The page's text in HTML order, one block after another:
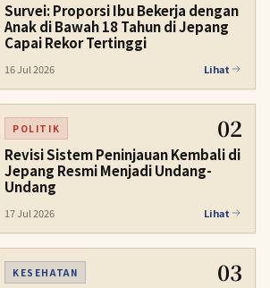
Survei: Proporsi Ibu Bekerja dengan
Anak di Bawah 18 Tahun di Jepang
Capai Rekor Tertinggi
16 Jul 2026 Lihat
POLITIK 02
Revisi Sistem Peninjauan Kembali di
Jepang Resmi Menjadi Undang-
Undang
17 Jul 2026 Lihat
KESEHATAN 03